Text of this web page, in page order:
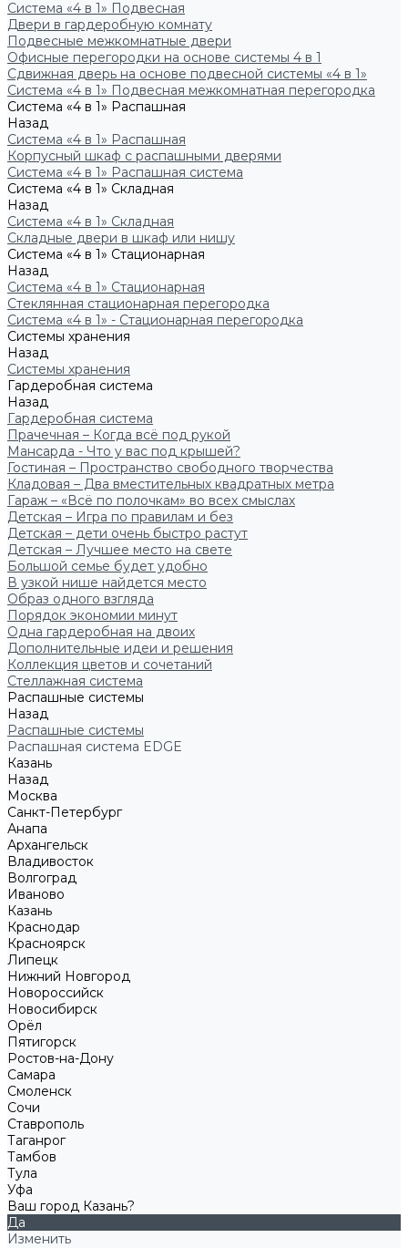
Система «4 в 1» Подвесная
Двери в гардеробную комнату
Подвесные межкомнатные двери
Офисные перегородки на основе системы 4 в 1
Сдвижная дверь на основе подвесной системы «4 в 1»
Система «4 в 1» Подвесная межкомнатная перегородка
Система «4 в 1» Распашная
Назад
Система «4 в 1» Распашная
Корпусный шкаф с распашными дверями
Система «4 в 1» Распашная система
Система «4 в 1» Складная
Назад
Система «4 в 1» Складная
Складные двери в шкаф или нишу
Система «4 в 1» Стационарная
Назад
Система «4 в 1» Стационарная
Стеклянная стационарная перегородка
Система «4 в 1» - Стационарная перегородка
Системы хранения
Назад
Системы хранения
Гардеробная система
Назад
Гардеробная система
Прачечная – Когда всё под рукой
Мансарда - Что у вас под крышей?
Гостиная – Пространство свободного творчества
Кладовая – Два вместительных квадратных метра
Гараж – «Всё по полочкам» во всех смыслах
Детская – Игра по правилам и без
Детская – дети очень быстро растут
Детская – Лучшее место на свете
Большой семье будет удобно
В узкой нише найдется место
Образ одного взгляда
Порядок экономии минут
Одна гардеробная на двоих
Дополнительные идеи и решения
Коллекция цветов и сочетаний
Стеллажная система
Распашные системы
Назад
Распашные системы
Распашная система EDGE
Казань
Назад
Москва
Санкт-Петербург
Анапа
Архангельск
Владивосток
Волгоград
Иваново
Казань
Краснодар
Красноярск
Липецк
Нижний Новгород
Новороссийск
Новосибирск
Орёл
Пятигорск
Ростов-на-Дону
Самара
Смоленск
Сочи
Ставрополь
Таганрог
Тамбов
Тула
Уфа
Ваш город Казань?
Да
Изменить